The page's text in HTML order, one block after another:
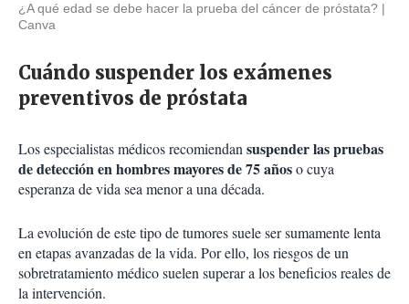
¿A qué edad se debe hacer la prueba del cáncer de próstata?
Canva
Cuándo suspender los exámenes
preventivos de próstata
Los especialistas médicos recomiendansuspender las pruebas
de detección en hombres mayores de 75 añoso cuya
esperanza de vida sea menor a una década.
La evolución de este tipo de tumores suele ser sumamente lenta
en etapas avanzadas de la vida. Por ello, los riesgos de un
sobretratamiento médico suelen superar a los beneficios reales de
la intervención.